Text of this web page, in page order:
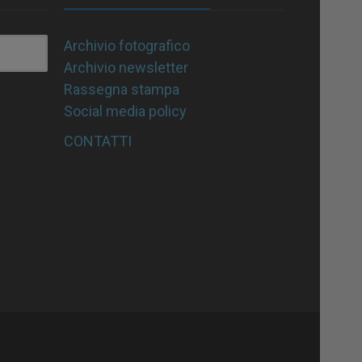
Archivio fotografico
Archivio newsletter
Rassegna stampa
Social media policy
CONTATTI